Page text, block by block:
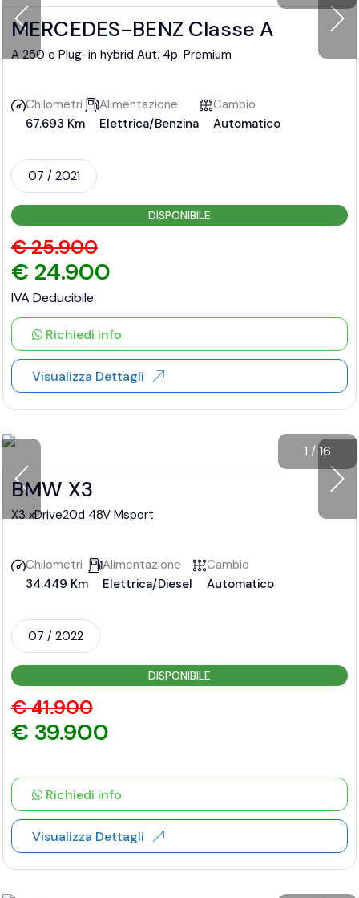
MERCEDES-BENZ Classe A
A 250 e Plug-in hybrid Aut. 4p. Premium
Chilometri
67.693 Km
Alimentazione
Elettrica/Benzina
Cambio
Automatico
07 / 2021
DISPONIBILE
€ 25.900
€ 24.900
IVA Deducibile
Richiedi info
Visualizza Dettagli
1 /16
BMW X3
X3 xDrive20d 48V Msport
Chilometri
34.449 Km
Alimentazione
Elettrica/Diesel
Cambio
Automatico
07 / 2022
DISPONIBILE
€ 41.900
€ 39.900
Richiedi info
Visualizza Dettagli